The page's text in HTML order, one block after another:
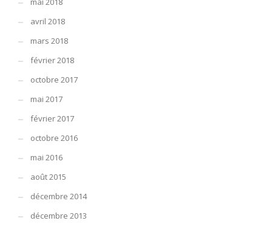
avril 2018
mars 2018
février 2018
octobre 2017
mai 2017
février 2017
octobre 2016
mai 2016
août 2015
décembre 2014
décembre 2013